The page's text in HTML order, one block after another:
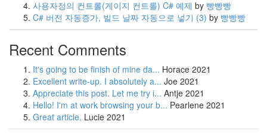
사용자정의 컨트롤(게이지 컨트롤) C# 예제 by 빵빵빵
C# 버전 자동증가, 빌드 날짜 자동으로 넣기 (3) by 빵빵빵
Recent Comments
It's going to be finish of mine da... Horace 2021
Excellent write-up. I absolutely a... Joe 2021
Appreciate this post. Let me try i... Antje 2021
Hello! I'm at work browsing your b... Pearlene 2021
Great article. Lucie 2021